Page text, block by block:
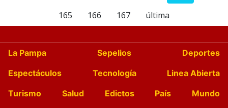
165
166 167 última
La Pampa Sepelios
Deportes
Espectáculos
Tecnología
Linea Abierta
Turismo
Salud Edictos País
Mundo